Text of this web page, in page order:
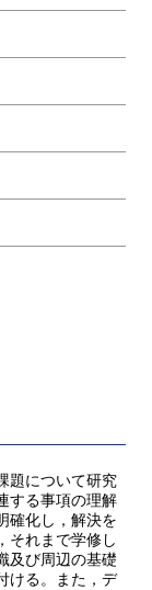
題について研究
する事項の理解
確化し，解決を
それまで学修し
及び周辺の基礎
ける。また，デ